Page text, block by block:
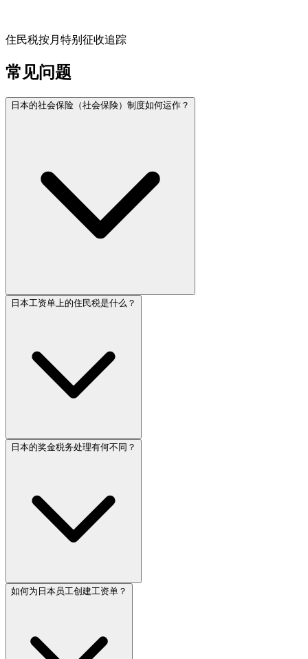
住民税按月特别征收追踪
常见问题
日本的社会保险（社会保険）制度如何运作？
日本工资单上的住民税是什么？
日本的奖金税务处理有何不同？
如何为日本员工创建工资单？